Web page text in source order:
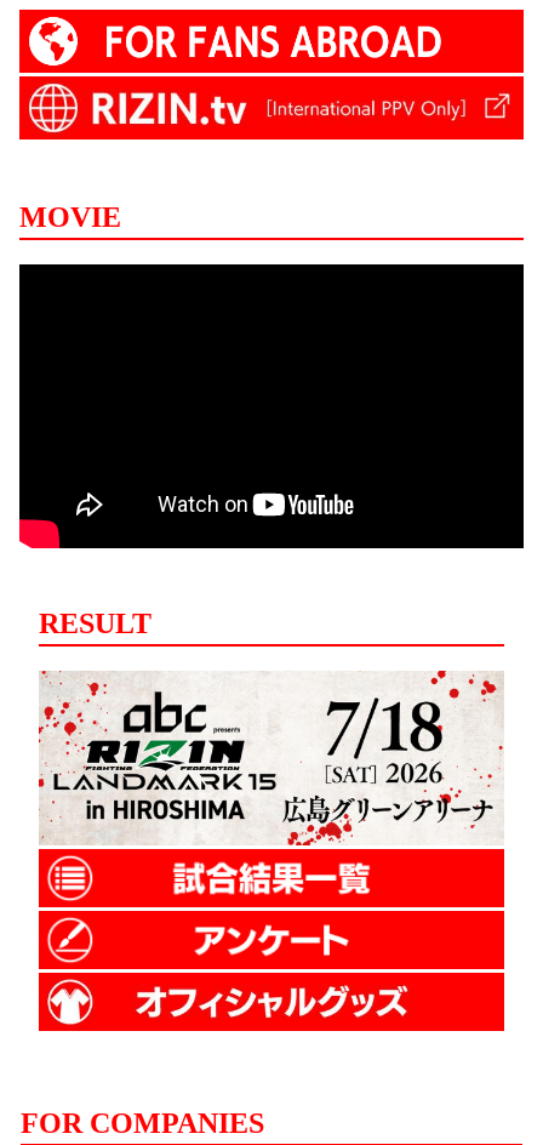
MOVIE
RESULT
FOR COMPANIES